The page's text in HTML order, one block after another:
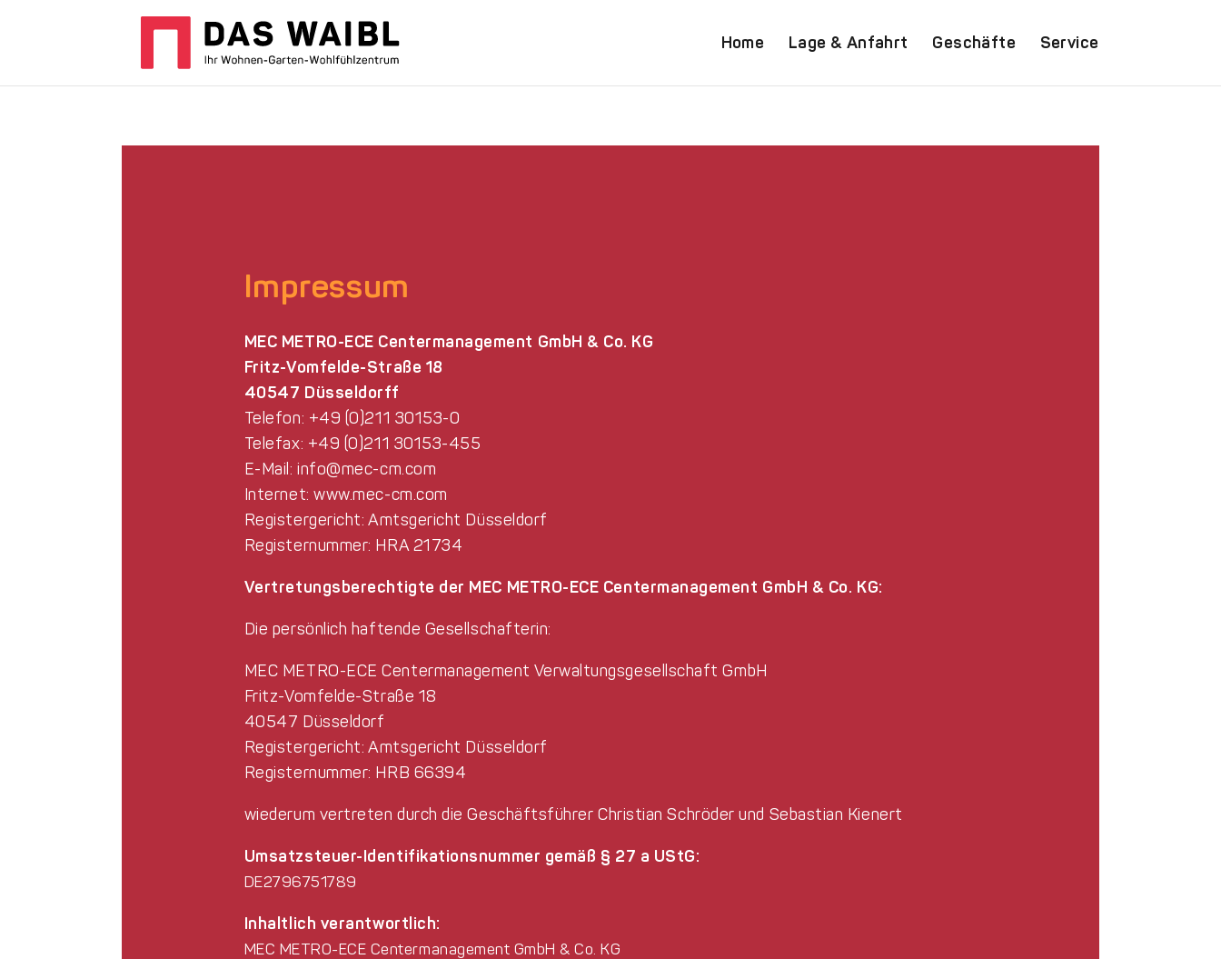
Home Lage & Anfahrt Geschäfte Service
Impressum
MEC METRO-ECE Centermanagement GmbH & Co. KG
Fritz-Vomfelde-Straße 18
40547 Düsseldorff
Telefon: +49 (0)211 30153-0
Telefax: +49 (0)211 30153-455
E-Mail: info@mec-cm.com
Internet:www.mec-cm.com
Registergericht: Amtsgericht Düsseldorf
Registernummer: HRA 21734
Vertretungsberechtigte der MEC METRO-ECE Centermanagement GmbH & Co. KG:
Die persönlich haftende Gesellschafterin:
MEC METRO-ECE Centermanagement Verwaltungsgesellschaft GmbH
Fritz-Vomfelde-Straße 18
40547 Düsseldorf
Registergericht: Amtsgericht Düsseldorf
Registernummer: HRB 66394
wiederum vertreten durch die Geschäftsführer Christian Schröder und Sebastian Kienert
Umsatzsteuer-Identifikationsnummer gemäß § 27 a UStG:
DE2796751789
Inhaltlich verantwortlich:
MEC METRO-ECE Centermanagement GmbH & Co. KG